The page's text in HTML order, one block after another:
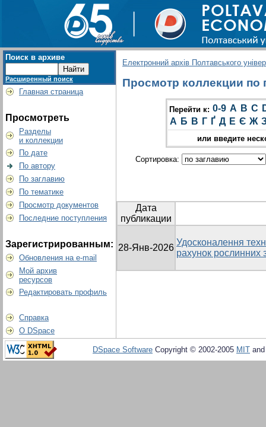
Поиск в архиве
Расширенный поиск
Главная страница
Просмотреть
Разделы
и коллекции
По дате
По автору
По заглавию
По тематике
Просмотр документов
Последние поступления
Зарегистрированным:
Обновления на e-mail
Мой архив
ресурсов
Редактировать профиль
Справка
О DSpace
Електронний архів Полтавського
Просмотр коллекции по
Перейти к: 0-9 A B C
А Б В Г Ґ Д Е Є Ж
или введите
Сортировка:
Дата
публикации
28-Янв-2026
Удосконалення
рахунок рослинних
DSpace Software Copyright © 2002-2005 MIT